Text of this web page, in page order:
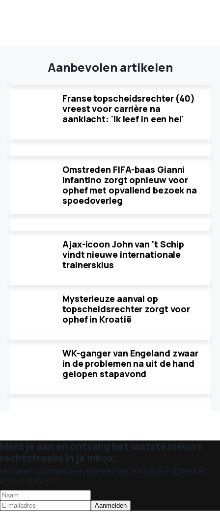
Aanbevolen artikelen
Franse topscheidsrechter (40)
vreest voor carrière na
aanklacht: 'Ik leef in een hel'
Omstreden FIFA-baas Gianni
Infantino zorgt opnieuw voor
ophef met opvallend bezoek na
spoedoverleg
Ajax-icoon John van 't Schip
vindt nieuwe internationale
trainersklus
Mysterieuze aanval op
topscheidsrechter zorgt voor
ophef in Kroatië
WK-ganger van Engeland zwaar
in de problemen na uit de hand
gelopen stapavond
Meld je aan en ontvang het laatste nieuws
rechtstreeks in je inbox.
Mis geen spannende evenementen, exclusieve tickets en
unieke updates!